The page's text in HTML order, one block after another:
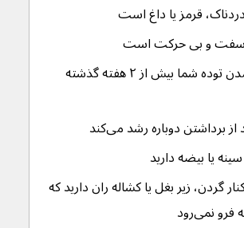
قرمز یا داغ است
سفت و بی حرکت است
از بوجود آمدن توده شما بیش از ۲ هفته گذشته
گردن، زیر بغل یا کشاله ران دارید که